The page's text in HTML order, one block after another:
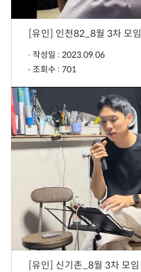
[유인] 인천82_8월 3차 모임
작성일 : 2023.09.06
조회수 : 701
[유인] 신기촌_8월 3차 모임